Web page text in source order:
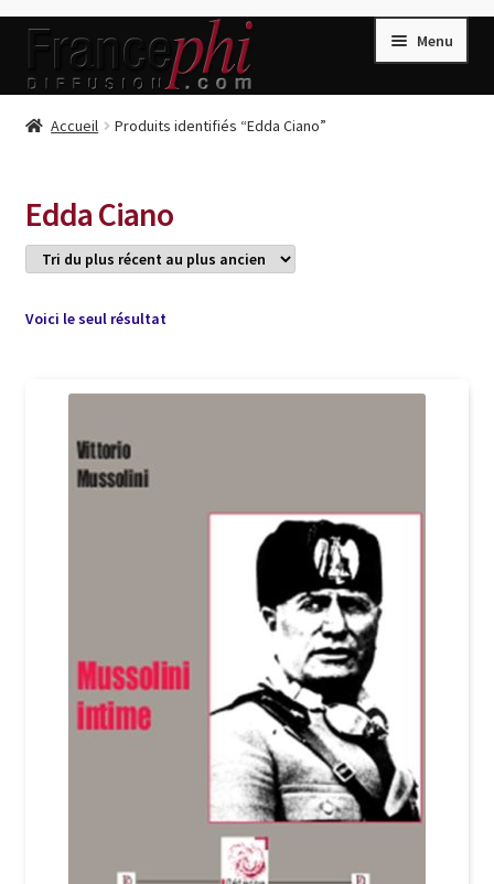
Aller
la
Aller
contenu
Menu
Accueil
Conditions de Vente
Connection
Listes d’Envies
Livres de Peter Randa
Livres de Philippe Randa
Politique de confidentialité et cookies
Qui sommes-nous ?
Accueil Produits identifiés “Edda Ciano”
Edda Ciano
Voici le seul résultat